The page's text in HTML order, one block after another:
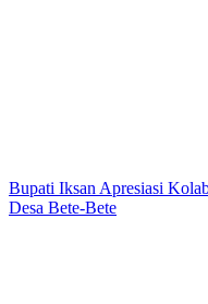
Bupati Iksan Apresiasi
Desa Bete-Bete